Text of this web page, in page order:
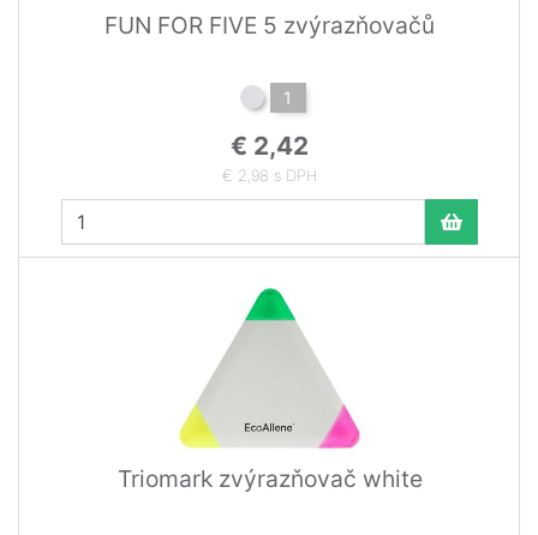
FUN FOR FIVE 5 zvýrazňovačů
1
€ 2,42
€ 2,98 s DPH
Triomark zvýrazňovač white